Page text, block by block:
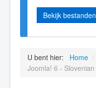
Bekijk bestanden
U bent hier: Home /
Joomla! 6 - Slovenian